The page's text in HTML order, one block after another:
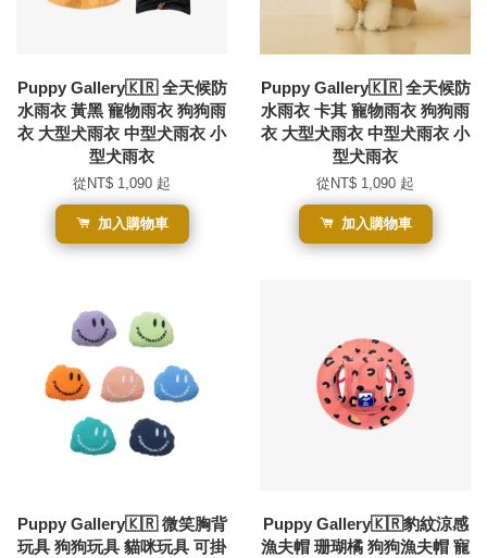
Puppy Gallery🇰🇷 全天候防
水雨衣 黃黑 寵物雨衣 狗狗雨
衣 大型犬雨衣 中型犬雨衣 小
型犬雨衣
從 NT$ 1,090 起
加入購物車
Puppy Gallery🇰🇷 全天候防
水雨衣 卡其 寵物雨衣 狗狗雨
衣 大型犬雨衣 中型犬雨衣 小
型犬雨衣
從 NT$ 1,090 起
加入購物車
Puppy Gallery🇰🇷 微笑胸背
玩具 狗狗玩具 貓咪玩具 可掛
Puppy Gallery🇰🇷豹紋涼感
漁夫帽 珊瑚橘 狗狗漁夫帽 寵